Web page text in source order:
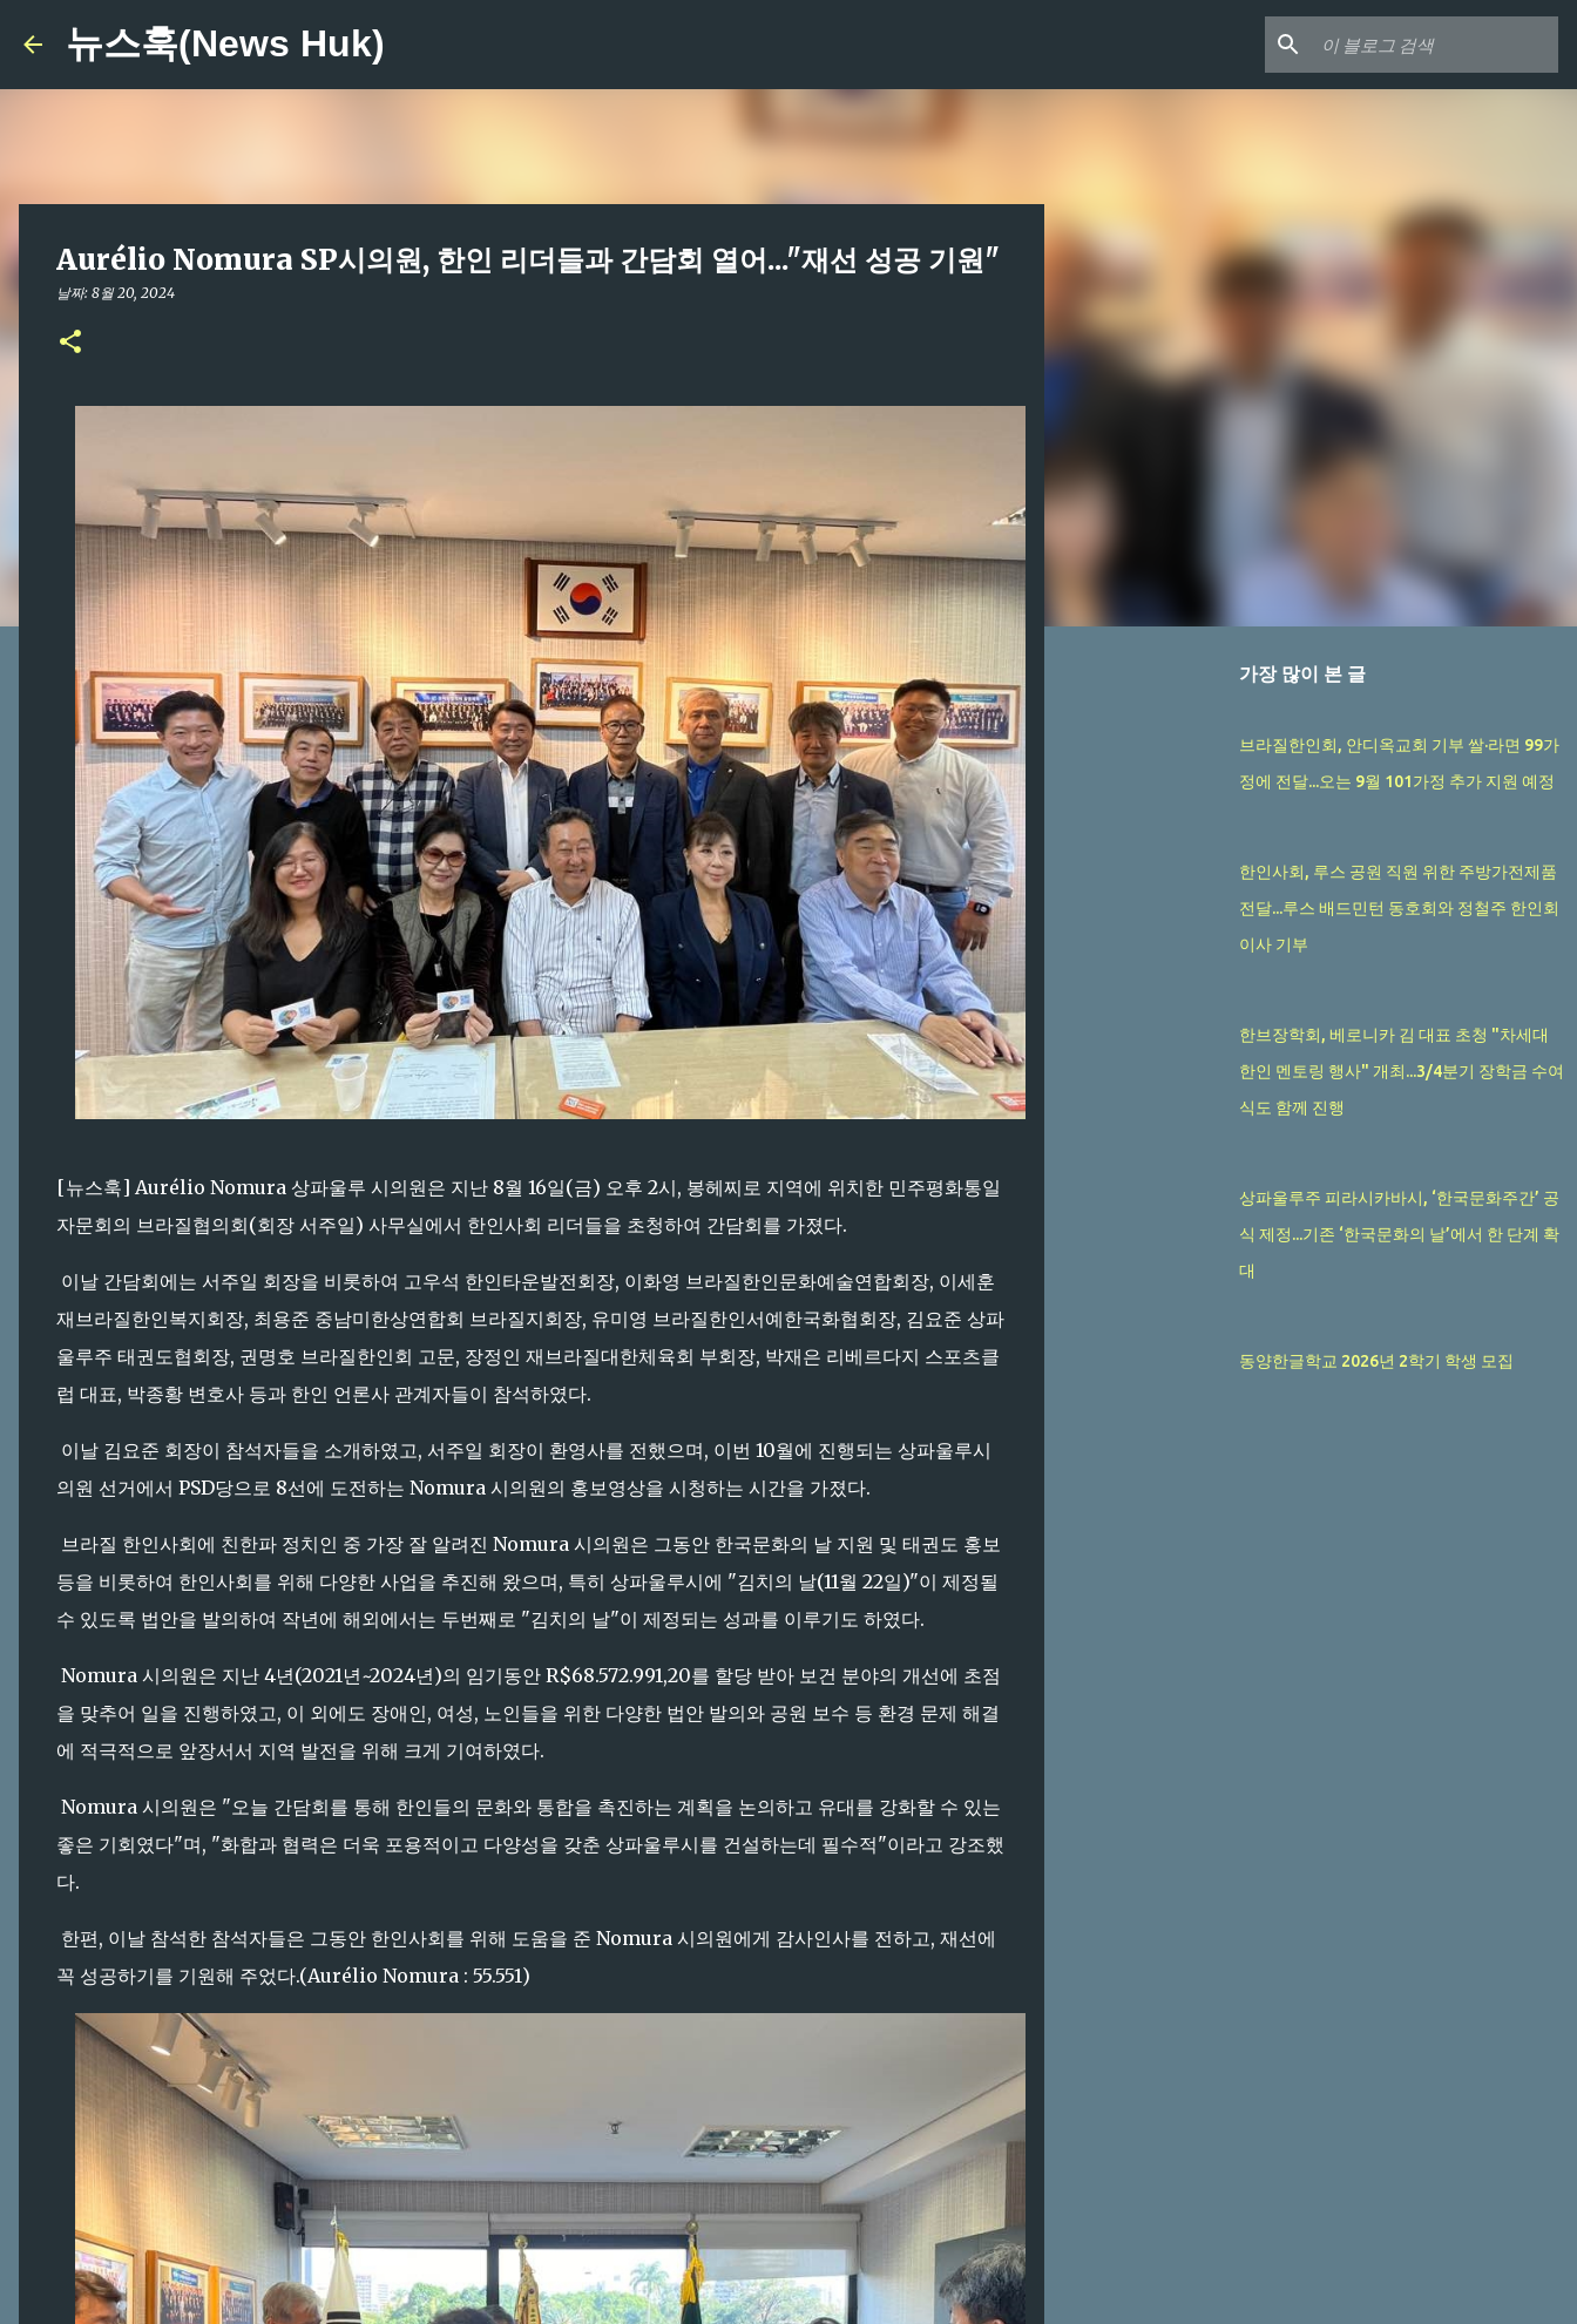
뉴스훅(News Huk)
Aurélio Nomura SP시의원, 한인 리더들과 간담회 열어..."재선 성공 기원"
날짜: 8월 20, 2024
[뉴스훅] Aurélio Nomura 상파울루 시의원은 지난 8월 16일(금) 오후 2시, 봉헤찌로 지역에 위치한 민주평화통일
자문회의 브라질협의회(회장 서주일) 사무실에서 한인사회 리더들을 초청하여 간담회를 가졌다.
이날 간담회에는 서주일 회장을 비롯하여 고우석 한인타운발전회장, 이화영 브라질한인문화예술연합회장, 이세훈
재브라질한인복지회장, 최용준 중남미한상연합회 브라질지회장, 유미영 브라질한인서예한국화협회장, 김요준 상파
울루주 태권도협회장, 권명호 브라질한인회 고문, 장정인 재브라질대한체육회 부회장, 박재은 리베르다지 스포츠클
럽 대표, 박종황 변호사 등과 한인 언론사 관계자들이 참석하였다.
이날 김요준 회장이 참석자들을 소개하였고, 서주일 회장이 환영사를 전했으며, 이번 10월에 진행되는 상파울루시
의원 선거에서 PSD당으로 8선에 도전하는 Nomura 시의원의 홍보영상을 시청하는 시간을 가졌다.
브라질 한인사회에 친한파 정치인 중 가장 잘 알려진 Nomura 시의원은 그동안 한국문화의 날 지원 및 태권도 홍보
등을 비롯하여 한인사회를 위해 다양한 사업을 추진해 왔으며, 특히 상파울루시에 "김치의 날(11월 22일)"이 제정될
수 있도록 법안을 발의하여 작년에 해외에서는 두번째로 "김치의 날"이 제정되는 성과를 이루기도 하였다.
Nomura 시의원은 지난 4년(2021년~2024년)의 임기동안 R$68.572.991,20를 할당 받아 보건 분야의 개선에 초점
을 맞추어 일을 진행하였고, 이 외에도 장애인, 여성, 노인들을 위한 다양한 법안 발의와 공원 보수 등 환경 문제 해결
에 적극적으로 앞장서서 지역 발전을 위해 크게 기여하였다.
Nomura 시의원은 "오늘 간담회를 통해 한인들의 문화와 통합을 촉진하는 계획을 논의하고 유대를 강화할 수 있는
좋은 기회였다"며, "화합과 협력은 더욱 포용적이고 다양성을 갖춘 상파울루시를 건설하는데 필수적"이라고 강조했
다.
한편, 이날 참석한 참석자들은 그동안 한인사회를 위해 도움을 준 Nomura 시의원에게 감사인사를 전하고, 재선에
꼭 성공하기를 기원해 주었다.(Aurélio Nomura : 55.551)
가장 많이 본 글
브라질한인회, 안디옥교회 기부 쌀·라면 99가
정에 전달...오는 9월 101가정 추가 지원 예정
한인사회, 루스 공원 직원 위한 주방가전제품
전달...루스 배드민턴 동호회와 정철주 한인회
이사 기부
한브장학회, 베로니카 김 대표 초청 "차세대
한인 멘토링 행사" 개최...3/4분기 장학금 수여
식도 함께 진행
상파울루주 피라시카바시, ‘한국문화주간’ 공
식 제정...기존 ‘한국문화의 날’에서 한 단계 확
대
동양한글학교 2026년 2학기 학생 모집